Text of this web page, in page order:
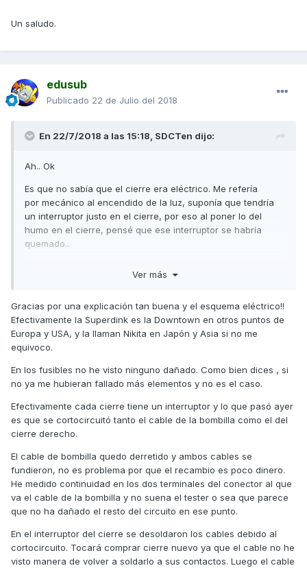
Un saludo.
edusub
Publicado 22 de Julio del 2018
En 22/7/2018 a las 15:18, SDCTen dijo:
Ah.. Ok
Es que no sabía que el cierre era eléctrico. Me refería
por mecánico al encendido de la luz, suponía que tendría
un interruptor justo en el cierre, por eso al poner lo del
humo en el cierre, pensé que ese interruptor se habría
quemado..
de tu moto (aunque en inglés creo se llama Downtown 300i)
Primero mirar los fusibles.
Ver más
Gracias por una explicación tan buena y el esquema eléctrico!!
Efectivamente la Superdink es la Downtown en otros puntos de
Europa y USA, y la llaman Nikita en Japón y Asia si no me
equivoco.
En los fusibles no he visto ninguno dañado. Como bien dices , si
no ya me hubieran fallado más elementos y no es el caso.
Efectivamente cada cierre tiene un interruptor y lo que pasó ayer
es que se cortocircuitó tanto el cable de la bombilla como el del
cierre derecho.
El cable de bombilla quedo derretido y ambos cables se
fundieron, no es problema por que el recambio es poco dinero.
He medido continuidad en los dos terminales del conector al que
va el cable de la bombilla y no suena el tester o sea que parece
que no ha dañado el resto del circuito en ese punto.
En el interruptor del cierre se desoldaron los cables debido al
cortocircuito. Tocará comprar cierre nuevo ya que el cable no he
visto manera de volver a soldarlo a sus contactos. Luego el cable